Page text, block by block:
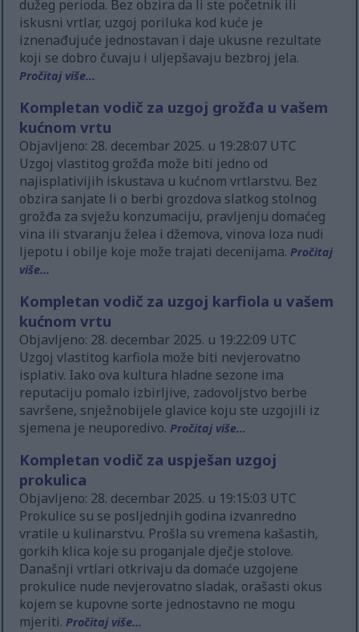
dužeg perioda. Bez obzira da li ste početnik ili
iskusni vrtlar, uzgoj poriluka kod kuće je
iznenađujuće jednostavan i daje ukusne rezultate
koji se dobro čuvaju i uljepšavaju bezbroj jela.
Pročitaj više...
Kompletan vodič za uzgoj grožđa u vašem
kućnom vrtu
Objavljeno: 28. decembar 2025. u 19:28:07 UTC
Uzgoj vlastitog grožđa može biti jedno od
najisplativijih iskustava u kućnom vrtlarstvu. Bez
obzira sanjate li o berbi grozdova slatkog stolnog
grožđa za svježu konzumaciju, pravljenju domaćeg
vina ili stvaranju želea i džemova, vinova loza nudi
ljepotu i obilje koje može trajati decenijama.Pročitaj
više...
Kompletan vodič za uzgoj karfiola u vašem
kućnom vrtu
Objavljeno: 28. decembar 2025. u 19:22:09 UTC
Uzgoj vlastitog karfiola može biti nevjerovatno
isplativ. Iako ova kultura hladne sezone ima
reputaciju pomalo izbirljive, zadovoljstvo berbe
savršene, snježnobijele glavice koju ste uzgojili iz
sjemena je neuporedivo.Pročitaj više...
Kompletan vodič za uspješan uzgoj
prokulica
Objavljeno: 28. decembar 2025. u 19:15:03 UTC
Prokulice su se posljednjih godina izvanredno
vratile u kulinarstvu. Prošla su vremena kašastih,
gorkih klica koje su proganjale dječje stolove.
Današnji vrtlari otkrivaju da domaće uzgojene
prokulice nude nevjerovatno sladak, orašasti okus
kojem se kupovne sorte jednostavno ne mogu
mjeriti.Pročitaj više...